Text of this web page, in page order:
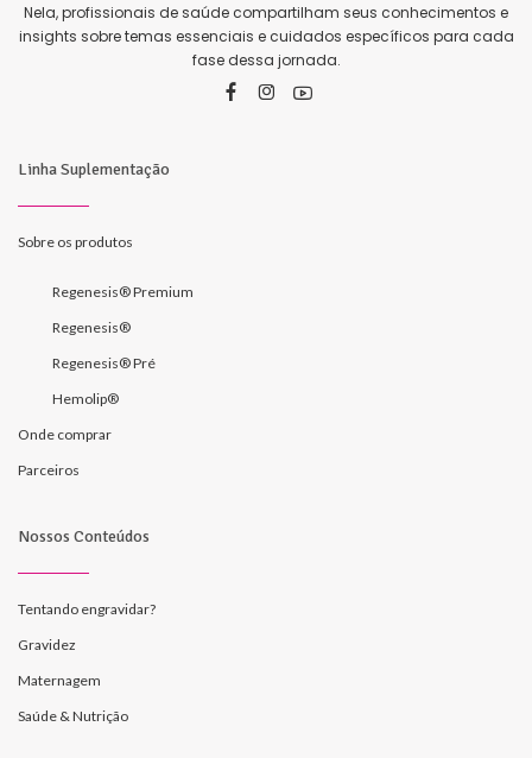
Nela, profissionais de saúde compartilham seus conhecimentos e
insights sobre temas essenciais e cuidados específicos para cada
fase dessa jornada.
Linha Suplementação
Sobre os produtos
Regenesis® Premium
Regenesis®
Regenesis® Pré
Hemolip®
Onde comprar
Parceiros
Nossos Conteúdos
Tentando engravidar?
Gravidez
Maternagem
Saúde & Nutrição